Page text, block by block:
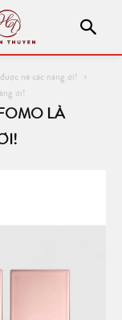
nè các nàng ơi!
ơi!
LÀ